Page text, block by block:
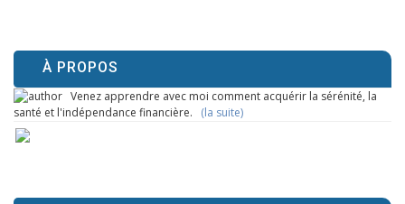
À PROPOS
Venez apprendre avec moi comment acquérir la sérénité, la
santé et l'indépendance financière. (la suite)